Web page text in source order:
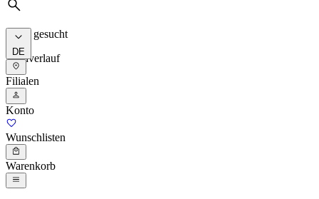
Meist gesucht
Suchverlauf
DE
Filialen
Konto
Wunschlisten
Warenkorb